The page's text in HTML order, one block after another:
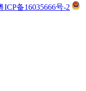
ICP备16035666号-2